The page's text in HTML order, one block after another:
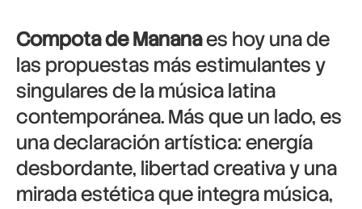
Compota de Mananaes hoy una de
las propuestas más estimulantes y
singulares de la música latina
contemporánea. Más que un lado, es
una declaración artística: energía
desbordante, libertad creativa y una
mirada estética que integra música,